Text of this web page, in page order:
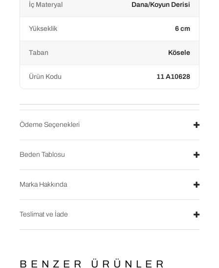
İç Materyal Dana/Koyun Derisi
Yükseklik 6 cm
Taban Kösele
Ürün Kodu 11 A10628
Ödeme Seçenekleri
Beden Tablosu
Marka Hakkında
Teslimat ve İade
BENZER ÜRÜNLER